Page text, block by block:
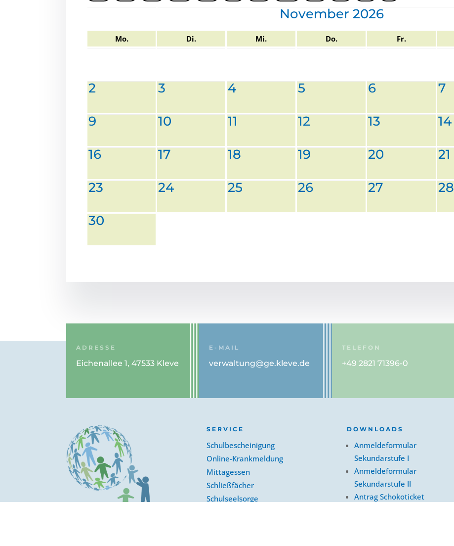
November 2026
Mo. Di. Mi. Do. Fr.
2 3 4 5 6 7
9 10 11 12 13 14
16 17 18 19 20 21
23 24 25 26 27 28
30
ADRESSE
Eichenallee 1, 47533 Kleve
E-MAIL
verwaltung@ge.kleve.de
TELEFON
+49 2821 71396-0
SERVICE
Schulbescheinigung
Online-Krankmeldung
Mittagessen
Schließfächer
Schulseelsorge
DOWNLOADS
Anmeldeformular
Sekundarstufe I
Anmeldeformular
Sekundarstufe II
Antrag Schokoticket